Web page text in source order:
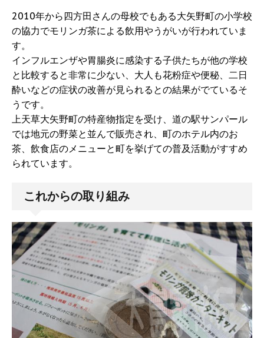
2010年から四方田さんの母校でもある大矢野町の小学校
の協力でモリンガ茶による飲用やうがいが行われていま
す。
インフルエンザや胃腸炎に感染する子供たちが他の学校
と比較すると非常に少ない、大人も花粉症や便秘、二日
酔いなどの症状の改善が見られるとの結果がでているそ
うです。
上天草大矢野町の特産物指定を受け、道の駅サンパール
では地元の野菜と並んで販売され、町のホテル内のお
茶、飲食店のメニューと町を挙げての普及活動がすすめ
られています。
これからの取り組み